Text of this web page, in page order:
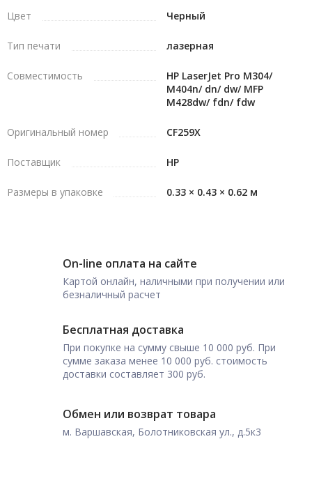
Цвет Черный
Тип печати лазерная
Совместимость
HP LaserJet Pro M304/
M404n/ dn/ dw/ MFP
M428dw/ fdn/ fdw
Оригинальный номер CF259X
Поставщик HP
Размеры в упаковке 0.33 × 0.43 × 0.62 м
On-line оплата на сайте
Картой онлайн, наличными при получении или
безналичный расчет
Бесплатная доставка
При покупке на сумму свыше 10 000 руб. При
сумме заказа менее 10 000 руб. стоимость
доставки составляет 300 руб.
Обмен или возврат товара
м. Варшавская, Болотниковская ул., д.5к3